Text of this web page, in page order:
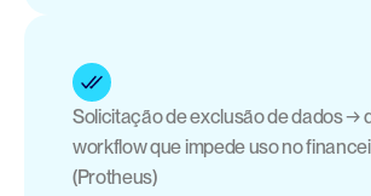
Solicitação de exclusão de dados →
workflow que impede uso no
(Protheus)